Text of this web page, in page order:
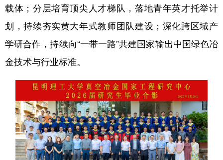
载体；分层培育顶尖人才梯队，落地青年英才托举计
划，持续夯实黄大年式教师团队建设；深化跨区域产
学研合作，持续向“一带一路”共建国家输出中国绿色冶
金技术与行业标准。